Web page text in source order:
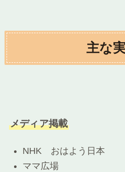
主な
メディア掲載
NHK おはよう日本
ママ広場